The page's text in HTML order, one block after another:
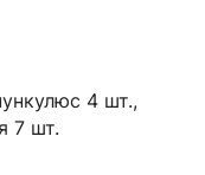
4 шт.,
7 шт.